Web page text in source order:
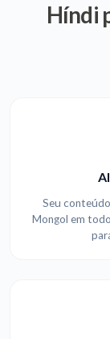
Híndi
Seu
Mongol em